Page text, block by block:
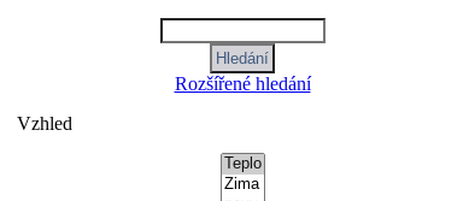
Rozšířené hledání
Vzhled